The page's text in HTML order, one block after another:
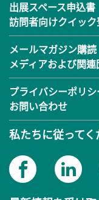
出展スペース申込書
訪問者向けクイック
メールマガジン購読
メディアおよび関
プライバシーポリシ
お問い合わせ
私たちに従ってく